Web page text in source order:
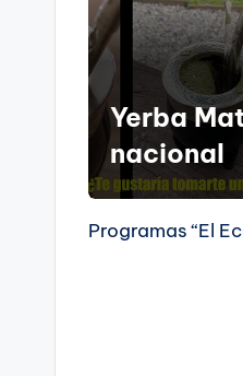
Yerba
nacional
Programas “El